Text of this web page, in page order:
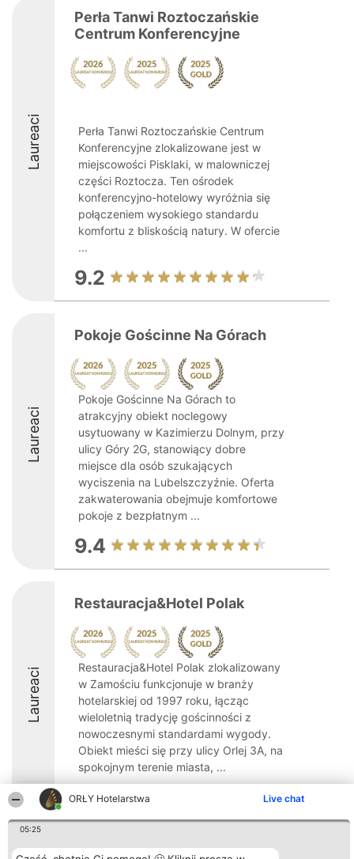
ORŁY Hotelarstwa Live chat
05:25
Laureaci
Perła Tanwi Roztoczańskie
Centrum Konferencyjne
Perła Tanwi Roztoczańskie Centrum
Konferencyjne zlokalizowane jest w
miejscowości Pisklaki, w malowniczej
części Roztocza. Ten ośrodek
konferencyjno-hotelowy wyróżnia się
połączeniem wysokiego standardu
komfortu z bliskością natury. W ofercie
...
9.2
Laureaci
Pokoje Gościnne Na Górach
Pokoje Gościnne Na Górach to
atrakcyjny obiekt noclegowy
usytuowany w Kazimierzu Dolnym, przy
ulicy Góry 2G, stanowiący dobre
miejsce dla osób szukających
wyciszenia na Lubelszczyźnie. Oferta
zakwaterowania obejmuje komfortowe
pokoje z bezpłatnym ...
9.4
Laureaci
Restauracja&Hotel Polak
Restauracja&Hotel Polak zlokalizowany
w Zamościu funkcjonuje w branży
hotelarskiej od 1997 roku, łącząc
wieloletnią tradycję gościnności z
nowoczesnymi standardami wygody.
Obiekt mieści się przy ulicy Orlej 3A, na
spokojnym terenie miasta, ...
9
Organizator plebiscytu Plebiscyt